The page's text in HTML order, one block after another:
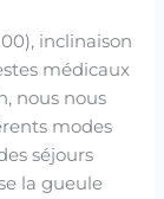
inclinaison
médicaux
nous nous
modes
séjours
la gueule